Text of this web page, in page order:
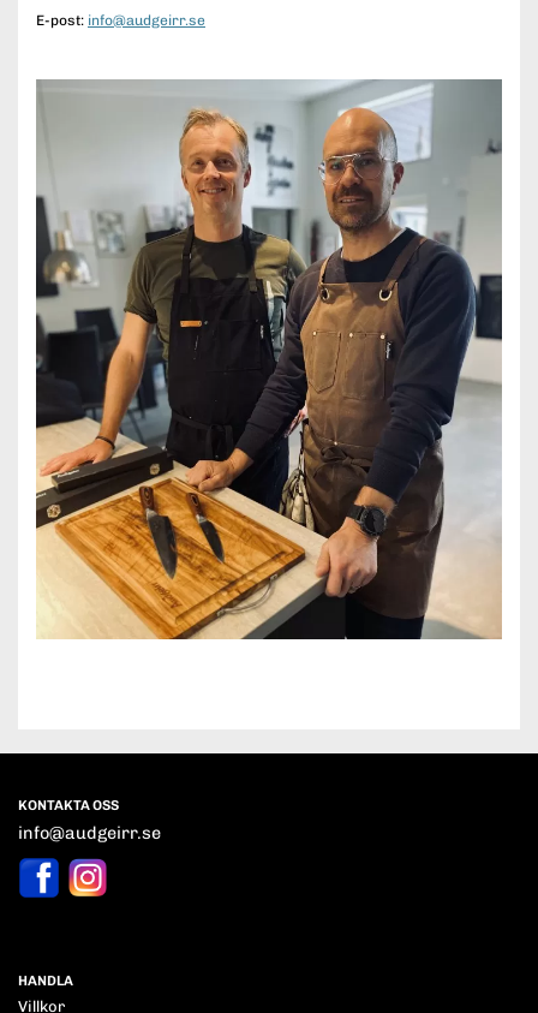
E-post: info@audgeirr.se
KONTAKTA OSS
info@audgeirr.se
HANDLA
Villkor